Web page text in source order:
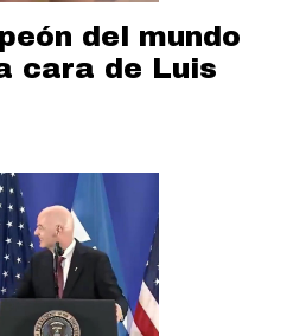
del mundo
cara de Luis